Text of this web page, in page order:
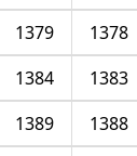
1378
1379
1383
1384
1388
1389